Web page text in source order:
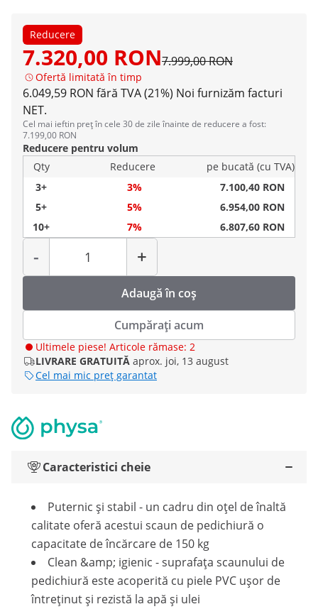
Reducere
7.320,00 RON7.999,00 RON
Ofertă limitată în timp
6.049,59 RON fără TVA (21%) Noi furnizăm facturi
NET.
Cel mai ieftin preț în cele 30 de zile înainte de reducere a fost:
7.199,00 RON
Reducere pentru volum
Qty
Reducere
pe bucată (cu TVA)
3+
3%
7.100,40 RON
5+
5%
6.954,00 RON
10+
7% 6.807,60 RON
-
Cantitate
+
Adaugă în coș
Cumpărați acum
Ultimele piese! Articole rămase: 2
LIVRARE GRATUITĂ aprox. joi, 13 august
Cel mai mic preț garantat
Caracteristici cheie
Puternic și stabil - un cadru din oțel de înaltă
calitate oferă acestui scaun de pedichiură o
capacitate de încărcare de 150 kg
Clean &amp; igienic - suprafața scaunului de
pedichiură este acoperită cu piele PVC ușor de
întreținut și rezistă la apă și ulei